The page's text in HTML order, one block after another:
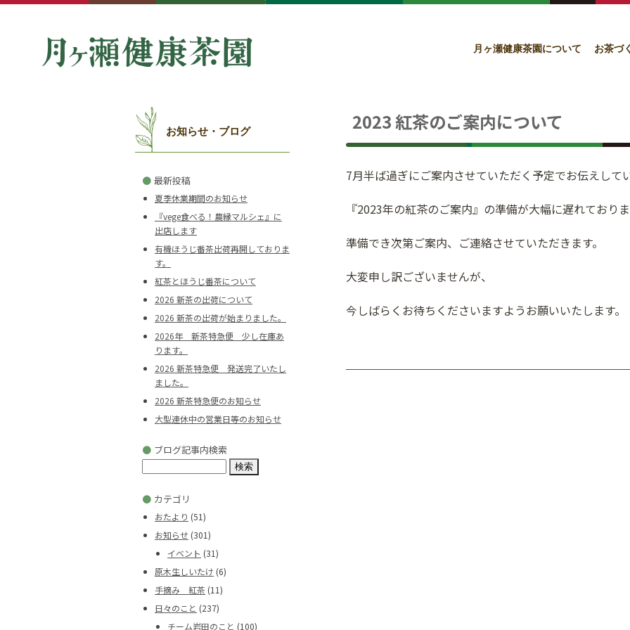
月ヶ瀬健康茶園について お茶づ
お知らせ・ブログ
● 最新投稿
夏季休業期間のお知らせ
『vege食べる！農縁マルシェ』に
出店します
有機ほうじ番茶出荷再開しておりま
す。
紅茶とほうじ番茶について
2026 新茶の出荷について
2026 新茶の出荷が始まりました。
2026年 新茶特急便 少し在庫あ
ります。
2026 新茶特急便 発送完了いたし
ました。
2026 新茶特急便のお知らせ
大型連休中の営業日等のお知らせ
● ブログ記事内検索
検
索:
● カテゴリ
おたより (51)
お知らせ (301)
イベント (31)
原木生しいたけ (6)
手摘み 紅茶 (11)
日々のこと (237)
チーム岩田のこと (100)
2023 紅茶のご案内について
7月半ば過ぎにご案内させていただく予定でお伝えして
『2023年の紅茶のご案内』の準備が大幅に遅れておりま
準備でき次第ご案内、ご連絡させていただきます。
大変申し訳ございませんが、
今しばらくお待ちくださいますようお願いいたします。